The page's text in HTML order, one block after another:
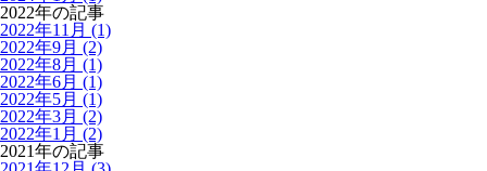
2022年の記事
2022年11月 (1)
2022年9月 (2)
2022年8月 (1)
2022年6月 (1)
2022年5月 (1)
2022年3月 (2)
2022年1月 (2)
2021年の記事